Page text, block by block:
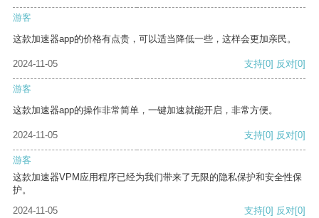
游客
这款加速器app的价格有点贵，可以适当降低一些，这样会更加亲民。
2024-11-05 支持[0] 反对[0]
游客
这款加速器app的操作非常简单，一键加速就能开启，非常方便。
2024-11-05 支持[0] 反对[0]
游客
这款加速器VPM应用程序已经为我们带来了无限的隐私保护和安全性保
护。
2024-11-05
支持[0] 反对[0]